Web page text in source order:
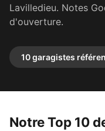
Lavilledieu. Notes
d'ouverture.
10 garagistes
Notre Top 10